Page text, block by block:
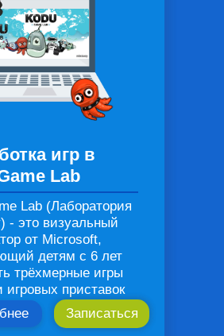
игр в
Lab
Lab (Лаборатория
- это визуальный
от Microsoft,
детям с 6 лет
трёхмерные игры
приставок
Записаться